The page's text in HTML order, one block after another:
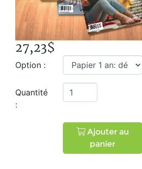
27,23$
Option :
Quantité
:
Ajouter au
panier